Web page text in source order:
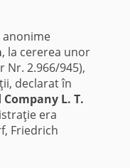
anonime
, la cererea unor
2.966/945),
declarat în
L. T.
era
Friedrich